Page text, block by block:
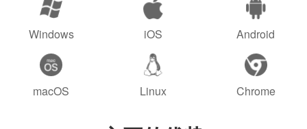
Windows iOS Android
macOS Linux Chrome